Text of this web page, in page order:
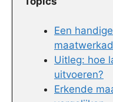
Een
Uitleg: hoe
uitvoeren?
Erkende